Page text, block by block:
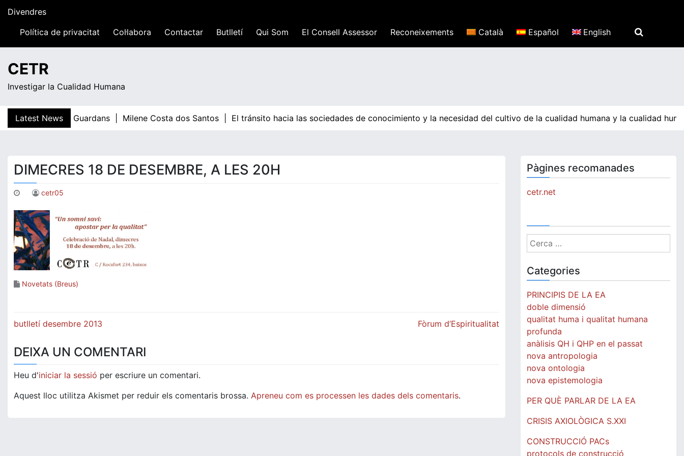
content
Divendres
13:49Política de privacitat Col·labora Contactar Butlletí Qui Som El Consell Assessor Reconeixements Català Español English
CETR
Investigar la Cualidad Humana
Latest NewsTeresa Guardans | Milene Costa dos Santos | El tránsito hacia las sociedades de conocimiento y la necesidad del cultivo de la cualidad humana y la cualidad
DIMECRES 18 DE DESEMBRE, A LES 20H
cetr05
Novetats (Breus)
Navegació
butlletí desembre 2013 Fòrum d’Espiritualitat
DEIXA UN COMENTARI
Heu d'iniciar la sessió per escriure un comentari.
Aquest lloc utilitza Akismet per reduir els comentaris brossa. Apreneu com es processen les dades dels comentaris.
Pàgines recomanades
cetr.net
Cerca:
Categories
PRINCIPIS DE LA EA
doble dimensió
qualitat huma i qualitat humana
profunda
anàlisis QH i QHP en el passat
nova antropologia
nova ontologia
nova epistemologia
PER QUÈ PARLAR DE LA EA
CRISIS AXIOLÒGICA S.XXI
CONSTRUCCIÓ PACs
protocols de construcció